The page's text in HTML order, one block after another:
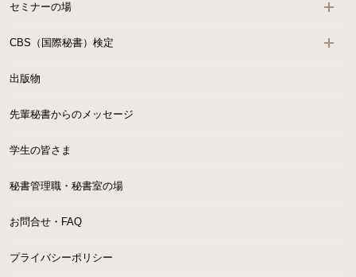
セミナーの場
CBS（国際秘書）検定
出版物
先輩秘書からのメッセージ
学生の皆さま
秘書管理職・秘書室の場
お問合せ・FAQ
プライバシーポリシー